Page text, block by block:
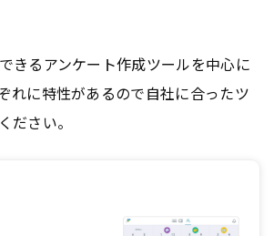
きるアンケート作成ツールを中心に
れに特性があるので自社に合ったツ
ださい。